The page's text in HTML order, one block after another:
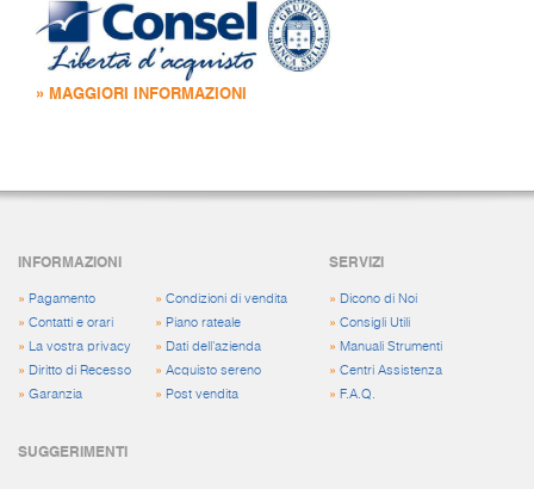
» MAGGIORI INFORMAZIONI
INFORMAZIONI
» Pagamento
» Contatti e orari
»
La vostra privacy
» Diritto di Recesso
» Garanzia
» Condizioni di vendita
» Piano rateale
» Dati dell'azienda
» Acquisto sereno
» Post vendita
SERVIZI
» Dicono di Noi
»Consigli Utili
» Manuali Strumenti
»Centri Assistenza
» F.A.Q.
SUGGERIMENTI